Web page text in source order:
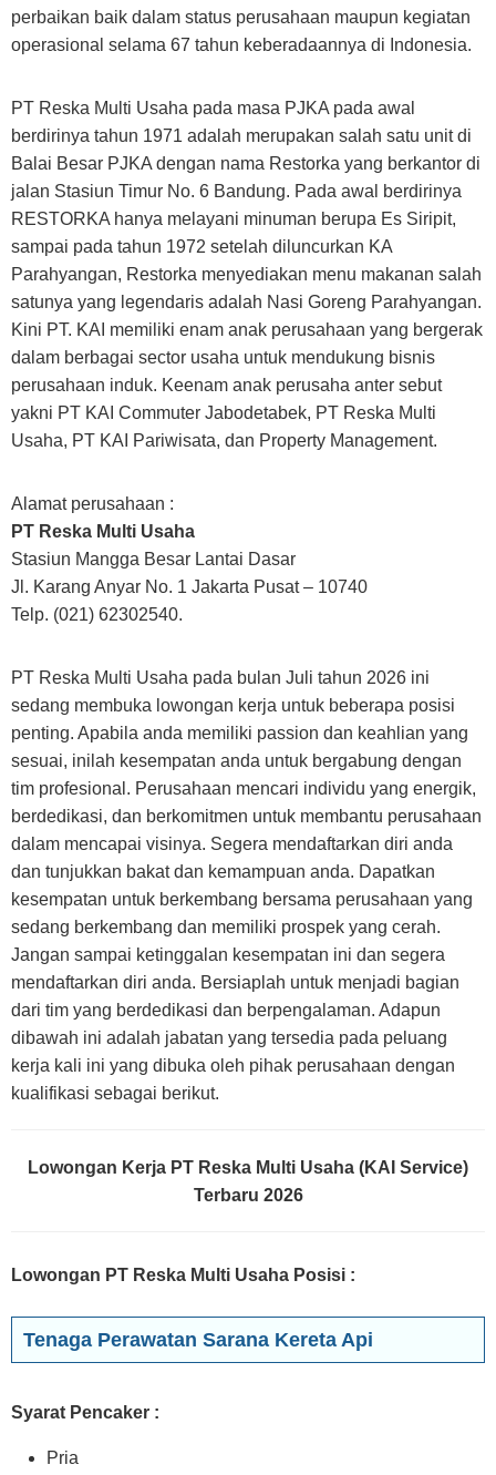
perbaikan baik dalam status perusahaan maupun kegiatan
operasional selama 67 tahun keberadaannya di Indonesia.
PT Reska Multi Usaha pada masa PJKA pada awal
berdirinya tahun 1971 adalah merupakan salah satu unit di
Balai Besar PJKA dengan nama Restorka yang berkantor di
jalan Stasiun Timur No. 6 Bandung. Pada awal berdirinya
RESTORKA hanya melayani minuman berupa Es Siripit,
sampai pada tahun 1972 setelah diluncurkan KA
Parahyangan, Restorka menyediakan menu makanan salah
satunya yang legendaris adalah Nasi Goreng Parahyangan.
Kini PT. KAI memiliki enam anak perusahaan yang bergerak
dalam berbagai sector usaha untuk mendukung bisnis
perusahaan induk. Keenam anak perusaha anter sebut
yakni PT KAI Commuter Jabodetabek, PT Reska Multi
Usaha, PT KAI Pariwisata, dan Property Management.
Alamat perusahaan :
PT Reska Multi Usaha
Stasiun Mangga Besar Lantai Dasar
Jl. Karang Anyar No. 1 Jakarta Pusat – 10740
Telp. (021) 62302540.
PT Reska Multi Usaha pada bulan Juli tahun 2026 ini
sedang membuka lowongan kerja untuk beberapa posisi
penting. Apabila anda memiliki passion dan keahlian yang
sesuai, inilah kesempatan anda untuk bergabung dengan
tim profesional. Perusahaan mencari individu yang energik,
berdedikasi, dan berkomitmen untuk membantu perusahaan
dalam mencapai visinya. Segera mendaftarkan diri anda
dan tunjukkan bakat dan kemampuan anda. Dapatkan
kesempatan untuk berkembang bersama perusahaan yang
sedang berkembang dan memiliki prospek yang cerah.
Jangan sampai ketinggalan kesempatan ini dan segera
mendaftarkan diri anda. Bersiaplah untuk menjadi bagian
dari tim yang berdedikasi dan berpengalaman. Adapun
dibawah ini adalah jabatan yang tersedia pada peluang
kerja kali ini yang dibuka oleh pihak perusahaan dengan
kualifikasi sebagai berikut.
Lowongan Kerja PT Reska Multi Usaha (KAI Service)
Terbaru 2026
Lowongan PT Reska Multi Usaha Posisi :
Tenaga Perawatan Sarana Kereta Api
Syarat Pencaker :
Pria